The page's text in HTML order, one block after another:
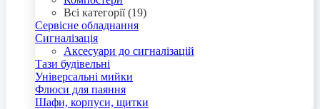
Всі категорії (19)
Сервісне обладнання
Сигналізація
Аксесуари до сигналізацій
Тази будівельні
Універсальні мийки
Флюси для паяння
Шафи, корпуси, щитки